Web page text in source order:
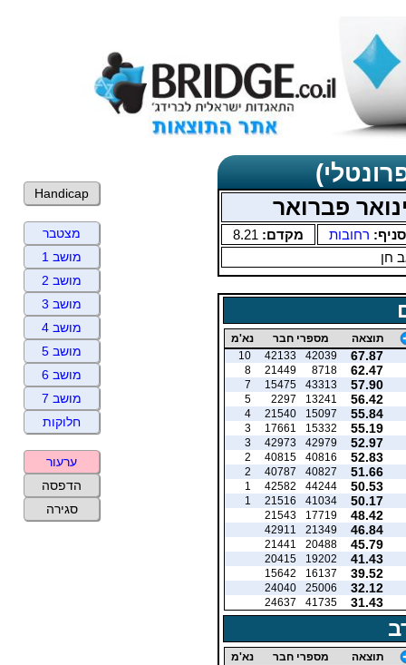
פברואר
סניף: רחובות מקדם: 8.21
חן
תוצאה מספרי חבר נא'מ
67.87
42039
42133
10
62.47
8718
21449
8
57.90
43313
15475
7
56.42
13241
2297
5
55.84
15097
21540
4
55.19
15332
17661
3
52.97
42979
42973
3
52.83
40816
40815
2
51.66
40827
40787
2
50.53
44244
42582
1
50.17
41034
21516
1
48.42
17719
21543
46.84
21349
42911
45.79
20488
21441
41.43
19202
20415
39.52
16137
15642
32.12
25006
24040
31.43
41735
24637
תוצאה מספרי חבר נא'מ
Handicap
מצטבר
מושב 1
מושב 2
מושב 3
מושב 4
מושב 5
מושב 6
מושב 7
חלוקות
ערעור
הדפסה
סגירה